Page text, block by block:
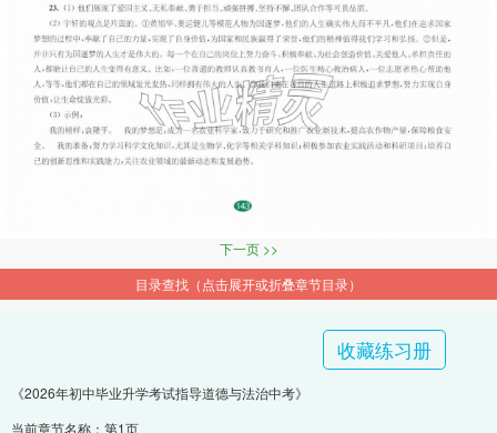
下一页 >>
目录查找（点击展开或折叠章节目录）
收藏练习册
《2026年初中毕业升学考试指导道德与法治中考》
当前章节名称：第1页